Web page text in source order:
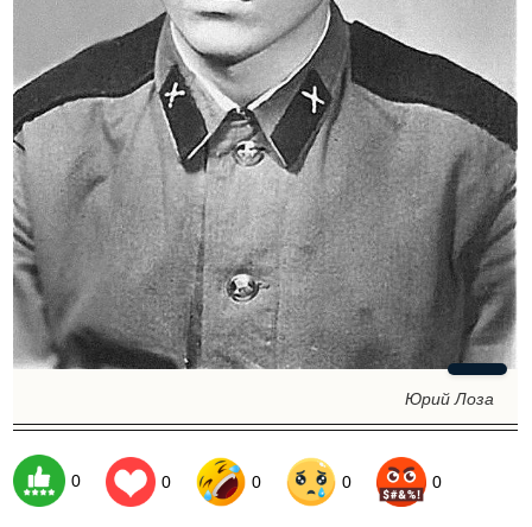
Юрий Лоза
0 0 0 0 0